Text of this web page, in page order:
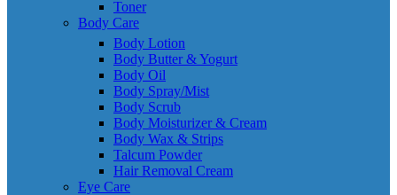
Toner
Body Care
Body Lotion
Body Butter & Yogurt
Body Oil
Body Spray/Mist
Body Scrub
Body Moisturizer & Cream
Body Wax & Strips
Talcum Powder
Hair Removal Cream
Eye Care